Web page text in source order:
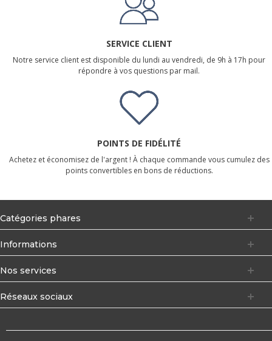
SERVICE CLIENT
Notre service client est disponible du lundi au vendredi, de 9h à 17h pour
répondre à vos questions par mail.
POINTS DE FIDÉLITÉ
Achetez et économisez de l'argent ! À chaque commande vous cumulez des
points convertibles en bons de réductions.
Catégories phares
Informations
Nos services
Réseaux sociaux